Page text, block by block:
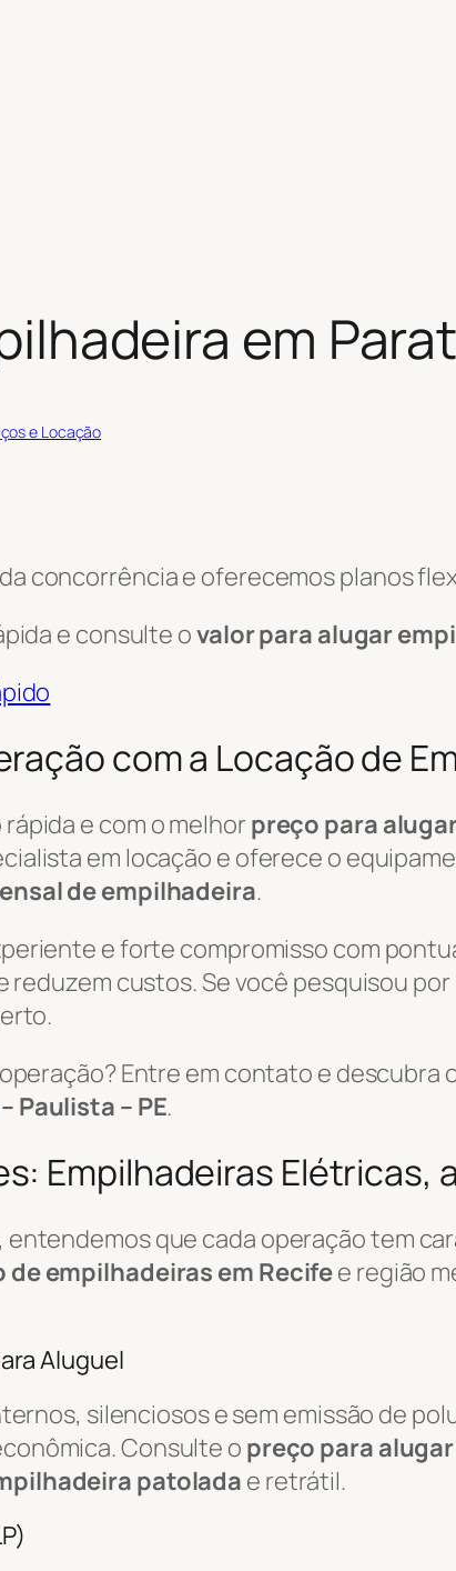
em
e Locação
concorrência e oferecemos planos
e consulte ovalor para alugar
com a Locação de
e com o melhor preço para
em locação e oferece o
de empilhadeira.
e forte compromisso com
reduzem custos. Se você pesquisou por
Entre em contato e descubra
Paulista – PE.
Empilhadeiras Elétricas,
entendemos que cada operação tem
de empilhadeiras em Recifee região
Aluguel
silenciosos e sem emissão de
Consulte o preço para
patolada e retrátil.